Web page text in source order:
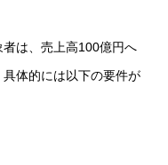
は、売上高100億円へ
体的には以下の要件が